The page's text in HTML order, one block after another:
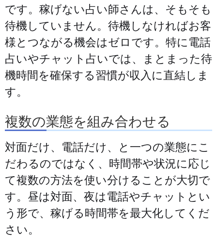
です。稼げない占い師さんは、そもそも
待機していません。待機しなければお客
様とつながる機会はゼロです。特に電話
占いやチャット占いでは、まとまった待
機時間を確保する習慣が収入に直結しま
す。
複数の業態を組み合わせる
対面だけ、電話だけ、と一つの業態にこ
だわるのではなく、時間帯や状況に応じ
て複数の方法を使い分けることが大切で
す。昼は対面、夜は電話やチャットとい
う形で、稼げる時間帯を最大化してくだ
さい。